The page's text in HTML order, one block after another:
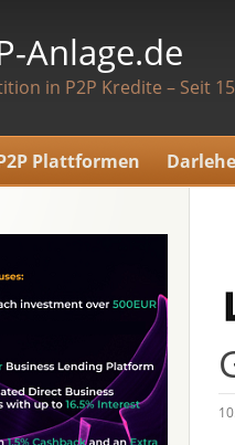
Anlage.de
in P2P Kredite – Seit
Plattformen